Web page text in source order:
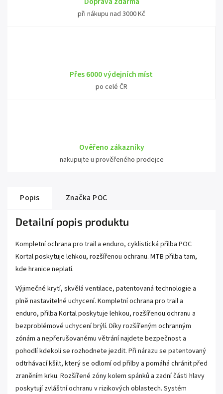
při nákupu nad 3000 Kč
Přes 6000 výdejních míst
po celé ČR
Ověřeno zákazníky
nakupujte u prověřeného prodejce
Popis Značka POC
Detailní popis produktu
Kompletní ochrana pro trail a enduro, cyklistická přilba POC
Kortal poskytuje lehkou, rozšířenou ochranu. MTB přilba tam,
kde hranice neplatí.
Výjimečné krytí, skvělá ventilace, patentovaná technologie a
plně nastavitelné uchycení. Kompletní ochrana pro trail a
enduro, přilba Kortal poskytuje lehkou, rozšířenou ochranu a
bezproblémové uchycení brýlí. Díky rozšířeným ochranným
zónám a nepřerušovanému větrání najdete bezpečnost a
pohodlí kdekoli se rozhodnete jezdit. Při nárazu se patentovaný
odtrhávací kšilt, který se odlomí od přilby a pomáhá chránit před
zraněním krku. Rozšířené zóny kolem spánků a zadní části hlavy
poskytují zvláštní ochranu v rizikových oblastech. Systém